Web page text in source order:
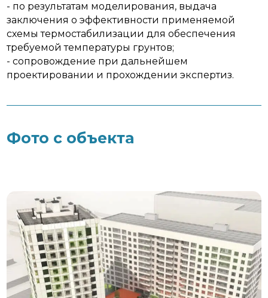
- по результатам моделирования, выдача
заключения о эффективности применяемой
схемы термостабилизации для обеспечения
требуемой температуры грунтов;
- сопровождение при дальнейшем
проектировании и прохождении экспертиз.
Фото с объекта